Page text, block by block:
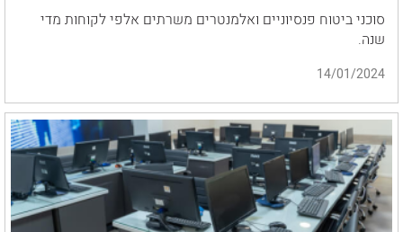
סוכני ביטוח פנסיוניים ואלמנטרים משרתים אלפי לקוחות מדי
שנה.
14/01/2024